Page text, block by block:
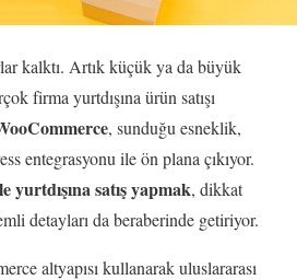
kalktı. Artık küçük ya da büyük
firma yurtdışına ürün satışı
, sunduğu esneklik,
entegrasyonu ile ön plana çıkıyor.
yurtdışına satış yapmak, dikkat
detayları da beraberinde getiriyor.
altyapısı kullanarak uluslararası